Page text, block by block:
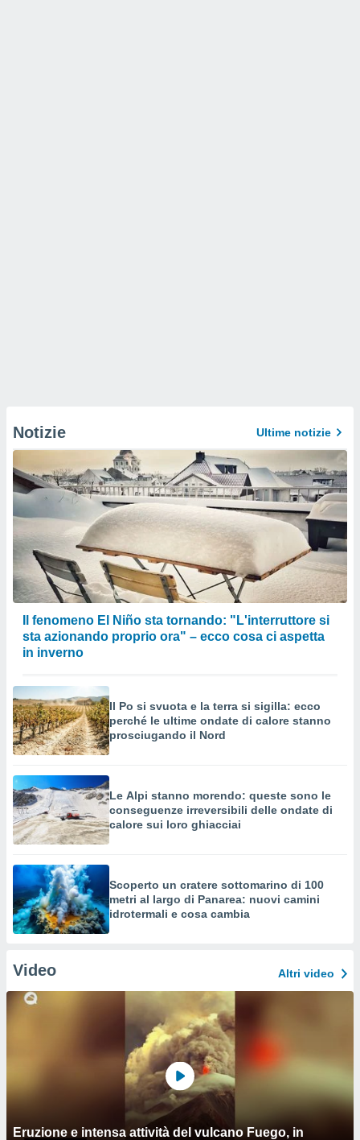
Notizie Ultime notizie
Il fenomeno El Niño sta tornando: "L'interruttore si
sta azionando proprio ora" – ecco cosa ci aspetta
in inverno
Il Po si svuota e la terra si sigilla: ecco
perché le ultime ondate di calore stanno
prosciugando il Nord
Le Alpi stanno morendo: queste sono le
conseguenze irreversibili delle ondate di
calore sui loro ghiacciai
Scoperto un cratere sottomarino di 100
metri al largo di Panarea: nuovi camini
idrotermali e cosa cambia
Video Altri video
Eruzione e intensa attività del vulcano Fuego, in